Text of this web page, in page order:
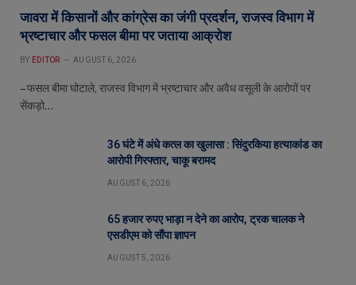
जावरा में किसानों और कांग्रेस का जंगी प्रदर्शन, राजस्व विभाग में
भ्रष्टाचार और फसल बीमा पर जताया आक्रोश
BY EDITOR AUGUST 6, 2026
– फसल बीमा घोटाले, राजस्व विभाग में भ्रष्टाचार और अवैध वसूली के आरोपों पर
सेंकड़ो…
36 घंटे में अंधे कत्ल का खुलासा : सिंदुरकिया हत्याकांड का
आरोपी गिरफ्तार, चाकू बरामद
AUGUST 6, 2026
65 हजार रुपए भाड़ा न देने का आरोप, ट्रक चालक ने
एसडीएम को सौंपा ज्ञापन
AUGUST 5, 2026